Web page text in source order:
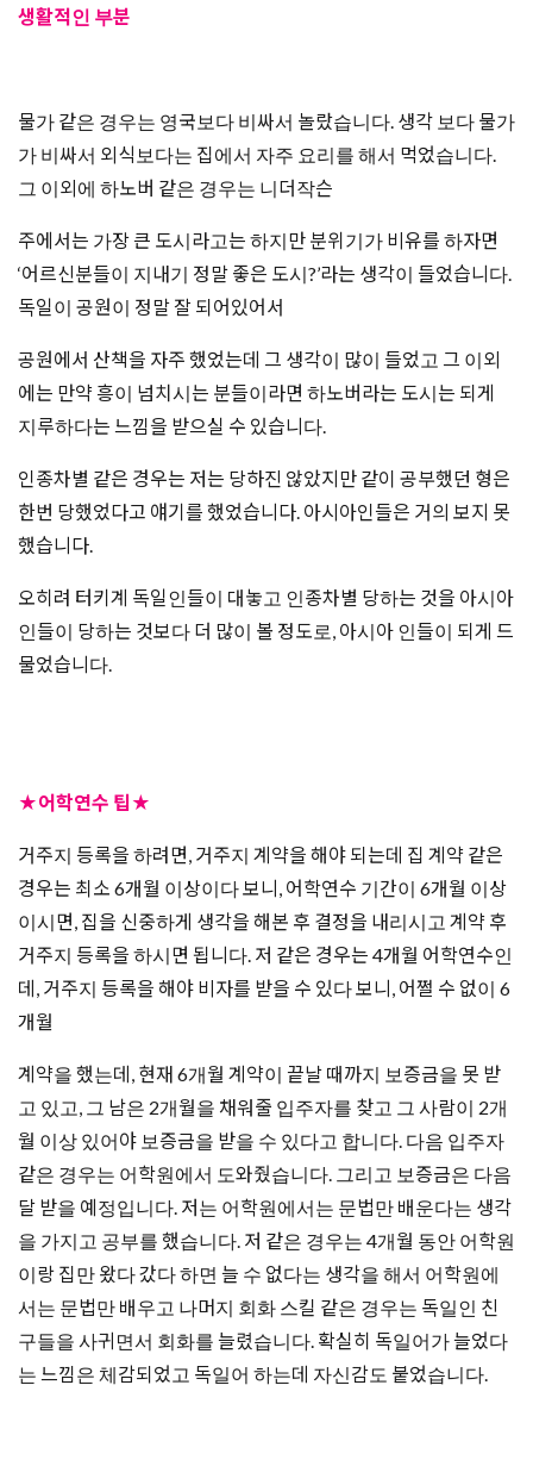
생활적인 부분
물가 같은 경우는 영국보다 비싸서 놀랐습니다. 생각 보다 물가
가 비싸서 외식보다는 집에서 자주 요리를 해서 먹었습니다.
그 이외에 하노버 같은 경우는 니더작슨
주에서는 가장 큰 도시라고는 하지만 분위기가 비유를 하자면
‘어르신분들이 지내기 정말 좋은 도시?’라는 생각이 들었습니다.
독일이 공원이 정말 잘 되어있어서
공원에서 산책을 자주 했었는데 그 생각이 많이 들었고 그 이외
에는 만약 흥이 넘치시는 분들이라면 하노버라는 도시는 되게
지루하다는 느낌을 받으실 수 있습니다.
인종차별 같은 경우는 저는 당하진 않았지만 같이 공부했던 형은
한번 당했었다고 얘기를 했었습니다. 아시아인들은 거의 보지 못
했습니다.
오히려 터키계 독일인들이 대놓고 인종차별 당하는 것을 아시아
인들이 당하는 것보다 더 많이 볼 정도로, 아시아 인들이 되게 드
물었습니다.
★어학연수 팁 ★
거주지 등록을 하려면, 거주지 계약을 해야 되는데 집 계약 같은
경우는 최소 6개월 이상이다 보니, 어학연수 기간이 6개월 이상
이시면, 집을 신중하게 생각을 해본 후 결정을 내리시고 계약 후
거주지 등록을 하시면 됩니다. 저 같은 경우는 4개월 어학연수인
데, 거주지 등록을 해야 비자를 받을 수 있다 보니, 어쩔 수 없이 6
개월
계약을 했는데, 현재 6개월 계약이 끝날 때까지 보증금을 못 받
고 있고, 그 남은 2개월을 채워줄 입주자를 찾고 그 사람이 2개
월 이상 있어야 보증금을 받을 수 있다고 합니다. 다음 입주자
같은 경우는 어학원에서 도와줬습니다. 그리고 보증금은 다음
달 받을 예정입니다. 저는 어학원에서는 문법만 배운다는 생각
을 가지고 공부를 했습니다. 저 같은 경우는 4개월 동안 어학원
이랑 집만 왔다 갔다 하면 늘 수 없다는 생각을 해서 어학원에
서는 문법만 배우고 나머지 회화 스킬 같은 경우는 독일인 친
구들을 사귀면서 회화를 늘렸습니다. 확실히 독일어가 늘었다
는 느낌은 체감되었고 독일어 하는데 자신감도 붙었습니다.